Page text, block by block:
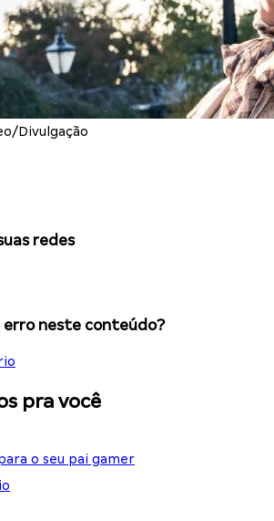
Divulgação
redes
erro neste conteúdo?
pra você
o seu pai gamer